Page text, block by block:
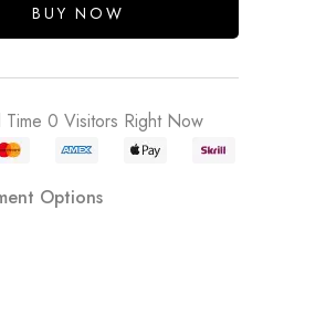
BUY NOW
Time0 Visitors Right Now
Options